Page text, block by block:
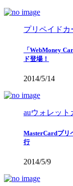
プリペイドカ
「WebMoney
ド登場！
2014/5/14
auウォレット
MasterCardプリ
行
2014/5/9